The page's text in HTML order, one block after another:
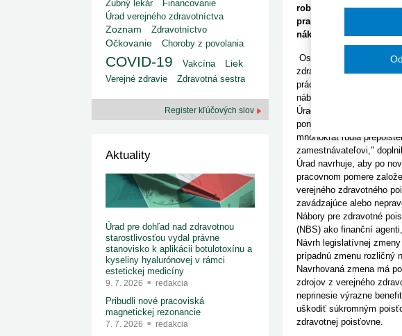
1. 7. 2026
redakcia
Ministerstvo zdravotníctva zverejnilo aktualizovaný
zoznam kategori...
29. 6. 2026
redakcia
Rezort zdravotníctva zverejnil zoznam
29. 6. 2026
redakcia
starostlivosti v centrách z...
redakcia
2013
2012
robiť finanční makléri či
praktikám. Zmenou sa
nákupných centrách,
Osoby bez pracovného
zdravotné poisťovne pri
prácach vykonávaných
náboru poistencov za
Úrad zdôraznil, že často
ponúkanie odmeny za
mnohokrát ľudia
zamestnávateľovi,"
Úrad navrhuje, aby po
pracovnom pomere
verejného zdravotného
zavádzajúce alebo
Nábory pre zdravotné
(NBS) ako finanční
Návrh legislatívnej
prípadnú zmenu rozličný
Navrhovaná zmena má
zdrojov z verejného
neprinesie výrazne
uškodiť súkromným
zdravotnej poisťovne.
Zubný lekár
Financovanie
Úrad verejného zdravotníctva
Zoznam
Zdravotníctvo
Očkovanie
Choroby z povolania
COVID-19 Vakcína Liek
Verejné zdravie Zdravotná sestra
Register kľúčových slov
Aktuality
Úrad pre dohľad nad zdravotnou
starostlivosťou vydal právne
stanovisko k aplikácii botulotoxínu a
kyseliny hyalurónovej v rámci
estetickej medicíny
9. 7. 2026 redakcia
Pribudli nové pracoviská
magnetickej rezonancie
7. 7. 2026 redakcia